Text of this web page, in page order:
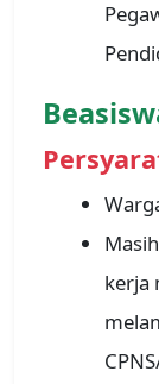
kerja